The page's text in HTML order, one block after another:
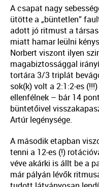
A csapat nagy
ütötte a „büntetlen”
adott jó ritmust a
miatt hamar leülni
Norbert viszont ilyen
magabiztossággal
tortára 3/3 triplát
sok(k) volt a 2:1:2-es
ellenfélnek – bár 14
büntetőivel
Artúr legénysége.
A második etapban
tenni a 12-es (!)
véve akárki is állt be a
már pályán lévők